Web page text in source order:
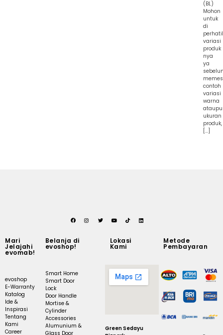
(BL)
Mohon
untuk
di
variasi
produk
nya
ya
contoh
variasi
warna
ukuran
produk,
[…]
Mari
Jelajahi
evomab!
evoshop
E-Warranty
Katalog
Ide &
Inspirasi
Tentang
Kami
Career
Belanja di
evoshop!
Smart Home
Smart Door
Lock
Door Handle
Mortise &
Cylinder
Accessories
Alumunium &
Glass Door
Lokasi
Kami
Green Sedayu
Metode
Pembayaran